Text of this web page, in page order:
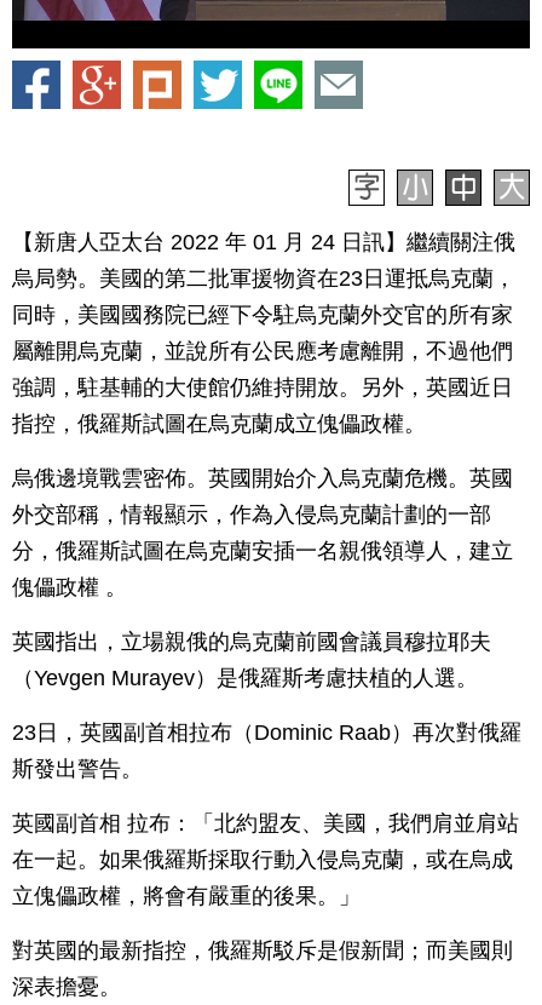
【新唐人亞太台 2022 年 01 月 24 日訊】繼續關注俄
烏局勢。美國的第二批軍援物資在23日運抵烏克蘭，
同時，美國國務院已經下令駐烏克蘭外交官的所有家
屬離開烏克蘭，並說所有公民應考慮離開，不過他們
強調，駐基輔的大使館仍維持開放。另外，英國近日
指控，俄羅斯試圖在烏克蘭成立傀儡政權。
烏俄邊境戰雲密佈。英國開始介入烏克蘭危機。英國
外交部稱，情報顯示，作為入侵烏克蘭計劃的一部
分，俄羅斯試圖在烏克蘭安插一名親俄領導人，建立
傀儡政權 。
英國指出，立場親俄的烏克蘭前國會議員穆拉耶夫
（Yevgen Murayev）是俄羅斯考慮扶植的人選。
23日，英國副首相拉布（Dominic Raab）再次對俄羅
斯發出警告。
英國副首相 拉布：「北約盟友、美國，我們肩並肩站
在一起。如果俄羅斯採取行動入侵烏克蘭，或在烏成
立傀儡政權，將會有嚴重的後果。」
對英國的最新指控，俄羅斯駁斥是假新聞；而美國則
深表擔憂。